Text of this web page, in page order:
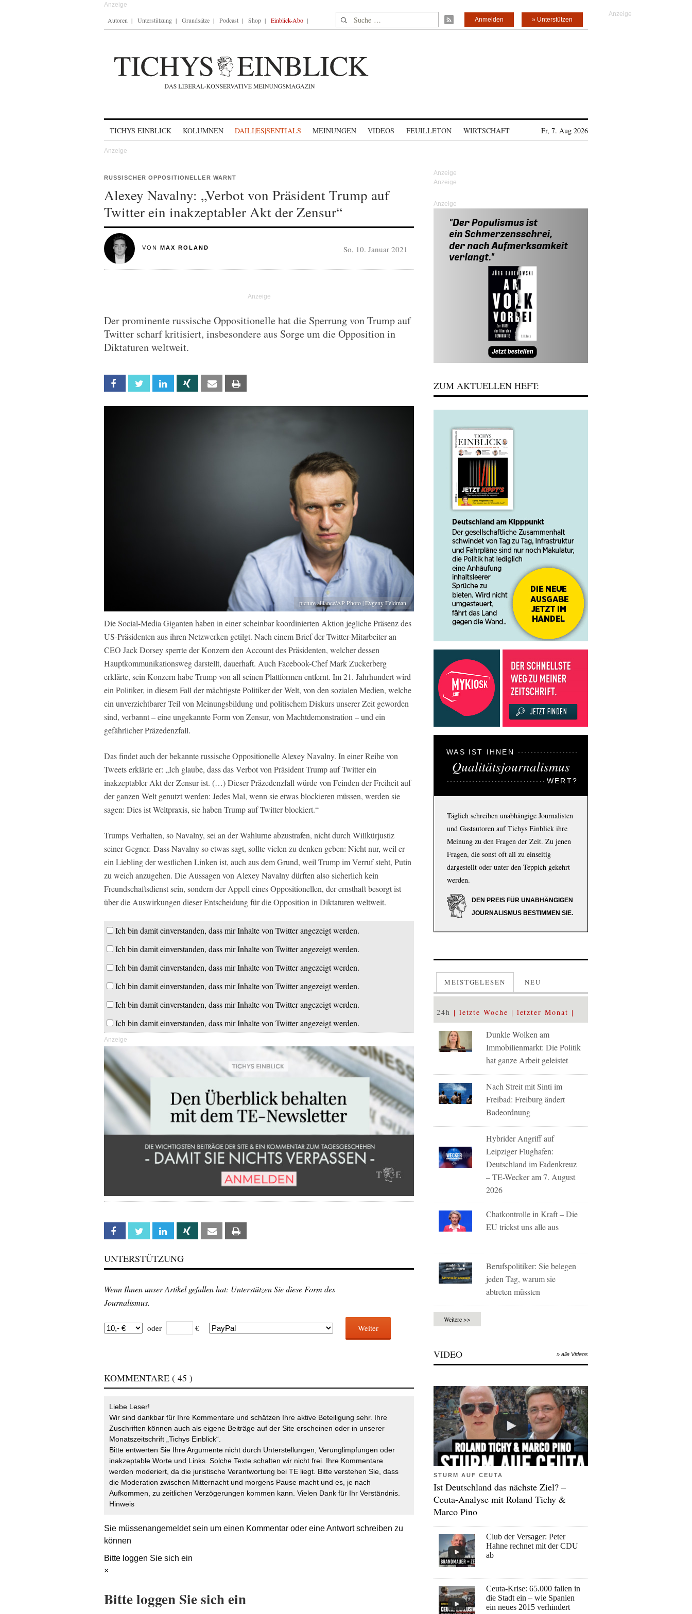
Autoren Unterstützung Grundsätze Podcast Shop Einblick-Abo Suche nach: » Unterstützen
Anmelden
TICHYS EINBLICK KOLUMNEN DAILI|ES|SENTIALS MEINUNGEN VIDEOS FEUILLETON WIRTSCHAFT Fr, 7. Aug 2026
RUSSISCHER OPPOSITIONELLER WARNT
Alexey Navalny: „Verbot von Präsident Trump auf
Twitter ein inakzeptabler Akt der Zensur“
VON MAX ROLAND So, 10. Januar 2021
Der prominente russische Oppositionelle hat die Sperrung von Trump auf
Twitter scharf kritisiert, insbesondere aus Sorge um die Opposition in
Diktaturen weltweit.
Facebook Twitter Linkedin Xing Email
picture alliance/AP Photo | Evgeny Feldman
Die Social-Media Giganten haben in einer scheinbar koordinierten Aktion jegliche Präsenz des
US-Präsidenten aus ihren Netzwerken getilgt. Nach einem Brief der Twitter-Mitarbeiter an
CEO Jack Dorsey sperrte der Konzern den Account des Präsidenten, welcher dessen
Hauptkommunikationsweg darstellt, dauerhaft. Auch Facebook-Chef Mark Zuckerberg
erklärte, sein Konzern habe Trump von all seinen Plattformen entfernt. Im 21. Jahrhundert wird
ein Politiker, in diesem Fall der mächtigste Politiker der Welt, von den sozialen Medien, welche
ein unverzichtbarer Teil von Meinungsbildung und politischem Diskurs unserer Zeit geworden
sind, verbannt – eine ungekannte Form von Zensur, von Machtdemonstration – und ein
gefährlicher Präzedenzfall.
Das findet auch der bekannte russische Oppositionelle Alexey Navalny. In einer Reihe von
Tweets erklärte er: „Ich glaube, dass das Verbot von Präsident Trump auf Twitter ein
inakzeptabler Akt der Zensur ist. (…) Dieser Präzedenzfall würde von Feinden der Freiheit auf
der ganzen Welt genutzt werden: Jedes Mal, wenn sie etwas blockieren müssen, werden sie
sagen: Dies ist Weltpraxis, sie haben Trump auf Twitter blockiert.“
Trumps Verhalten, so Navalny, sei an der Wahlurne abzustrafen, nicht durch Willkürjustiz
seiner Gegner. Dass Navalny so etwas sagt, sollte vielen zu denken geben: Nicht nur, weil er
ein Liebling der westlichen Linken ist, auch aus dem Grund, weil Trump im Verruf steht, Putin
zu weich anzugehen. Die Aussagen von Alexey Navalny dürften also sicherlich kein
Freundschaftsdienst sein, sondern der Appell eines Oppositionellen, der ernsthaft besorgt ist
über die Auswirkungen dieser Entscheidung für die Opposition in Diktaturen weltweit.
Ich bin damit einverstanden, dass mir Inhalte von Twitter angezeigt werden.
Ich bin damit einverstanden, dass mir Inhalte von Twitter angezeigt werden.
Ich bin damit einverstanden, dass mir Inhalte von Twitter angezeigt werden.
Ich bin damit einverstanden, dass mir Inhalte von Twitter angezeigt werden.
Ich bin damit einverstanden, dass mir Inhalte von Twitter angezeigt werden.
Ich bin damit einverstanden, dass mir Inhalte von Twitter angezeigt werden.
Anzeige
Facebook Twitter Linkedin Xing Email
UNTERSTÜTZUNG
Wenn Ihnen unser Artikel gefallen hat: Unterstützen Sie diese Form des
Journalismus.
oder € Weiter
KOMMENTARE ( 45 )
Liebe Leser!
Wir sind dankbar für Ihre Kommentare und schätzen Ihre aktive Beteiligung sehr. Ihre
Zuschriften können auch als eigene Beiträge auf der Site erscheinen oder in unserer
Monatszeitschrift „Tichys Einblick“.
Bitte entwerten Sie Ihre Argumente nicht durch Unterstellungen, Verunglimpfungen oder
inakzeptable Worte und Links. Solche Texte schalten wir nicht frei. Ihre Kommentare
werden moderiert, da die juristische Verantwortung bei TE liegt. Bitte verstehen Sie, dass
die Moderation zwischen Mitternacht und morgens Pause macht und es, je nach
Aufkommen, zu zeitlichen Verzögerungen kommen kann. Vielen Dank für Ihr Verständnis.
Hinweis
Sie müssenangemeldetsein um einen Kommentar oder eine Antwort schreiben zu
können
Bitte loggen Sie sich ein
×
Bitte loggen Sie sich ein
Anzeige
ZUM AKTUELLEN HEFT:
WAS IST IHNEN
Qualitätsjournalismus
WERT?
Täglich schreiben unabhängige Journalisten
und Gastautoren auf Tichys Einblick ihre
Meinung zu den Fragen der Zeit. Zu jenen
Fragen, die sonst oft all zu einseitig
dargestellt oder unter den Teppich gekehrt
werden.
DEN PREIS FÜR UNABHÄNGIGEN
JOURNALISMUS BESTIMMEN SIE.
MEISTGELESEN NEU
24h letzte Woche letzter Monat
Dunkle Wolken am
Immobilienmarkt: Die Politik
hat ganze Arbeit geleistet
Nach Streit mit Sinti im
Freibad: Freiburg ändert
Badeordnung
Hybrider Angriff auf
Leipziger Flughafen:
Deutschland im Fadenkreuz
– TE-Wecker am 7. August
2026
Chatkontrolle in Kraft – Die
EU trickst uns alle aus
Berufspolitiker: Sie belegen
jeden Tag, warum sie
abtreten müssten
Weitere >>
VIDEO » alle Videos
STURM AUF CEUTA
Ist Deutschland das nächste Ziel? –
Ceuta-Analyse mit Roland Tichy &
Marco Pino
Club der Versager: Peter
Hahne rechnet mit der CDU
ab
Ceuta-Krise: 65.000 fallen in
die Stadt ein – wie Spanien
ein neues 2015 verhindert